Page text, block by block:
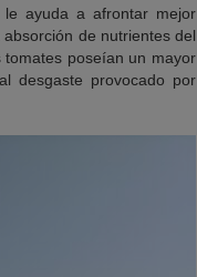
ayuda a afrontar mejor
de nutrientes del
tomates poseían un mayor
desgaste provocado por